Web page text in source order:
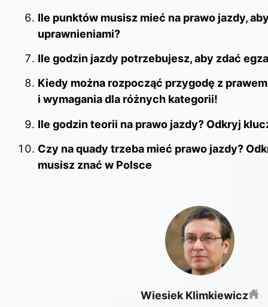
Ile punktów musisz mieć na prawo jazdy,
uprawnieniami?
Ile godzin jazdy potrzebujesz, aby zdać
Kiedy można rozpocząć przygodę z
i wymagania dla różnych kategorii!
Ile godzin teorii na prawo jazdy? Odkryj
Czy na quady trzeba mieć prawo jazdy?
musisz znać w Polsce
Wiesiek Klimkiewicz